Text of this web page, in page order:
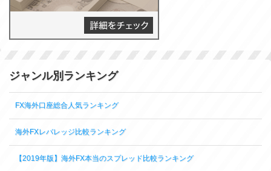
ジャンル別ランキング
FX海外口座総合人気ランキング
海外FXレバレッジ比較ランキング
【2019年版】海外FX本当のスプレッド比較ランキング